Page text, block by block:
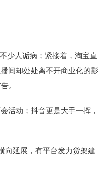
少人诟病；紧接着，淘宝直
间却处处离不开商业化的影
。
活动；抖音更是大手一挥，
向延展，有平台发力货架建